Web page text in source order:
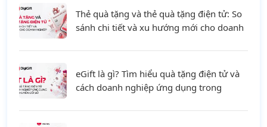
Thẻ quà tặng và thẻ quà tặng điện tử: So
sánh chi tiết và xu hướng mới cho doanh
eGift là gì? Tìm hiểu quà tặng điện tử và
cách doanh nghiệp ứng dụng trong